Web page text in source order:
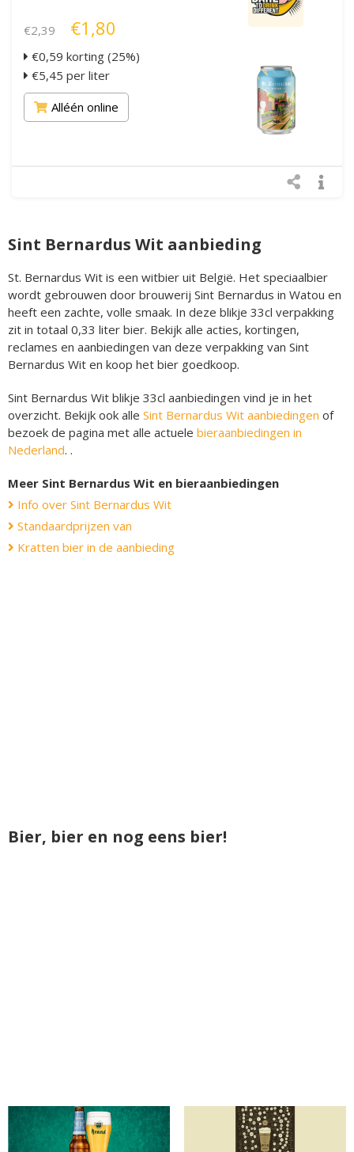
€2,39 €1,80
€0,59 korting (25%)
€5,45 per liter
Alléén online
Sint Bernardus Wit aanbieding
St. Bernardus Wit is een witbier uit België. Het speciaalbier
wordt gebrouwen door brouwerij Sint Bernardus in Watou en
heeft een zachte, volle smaak. In deze blikje 33cl verpakking
zit in totaal 0,33 liter bier. Bekijk alle acties, kortingen,
reclames en aanbiedingen van deze verpakking van Sint
Bernardus Wit en koop het bier goedkoop.
Sint Bernardus Wit blikje 33cl aanbiedingen vind je in het
overzicht. Bekijk ook alle Sint Bernardus Wit aanbiedingen of
bezoek de pagina met alle actuele bieraanbiedingen in
Nederland. .
Meer Sint Bernardus Wit en bieraanbiedingen
Info over Sint Bernardus Wit
Standaardprijzen van
Kratten bier in de aanbieding
Bier, bier en nog eens bier!